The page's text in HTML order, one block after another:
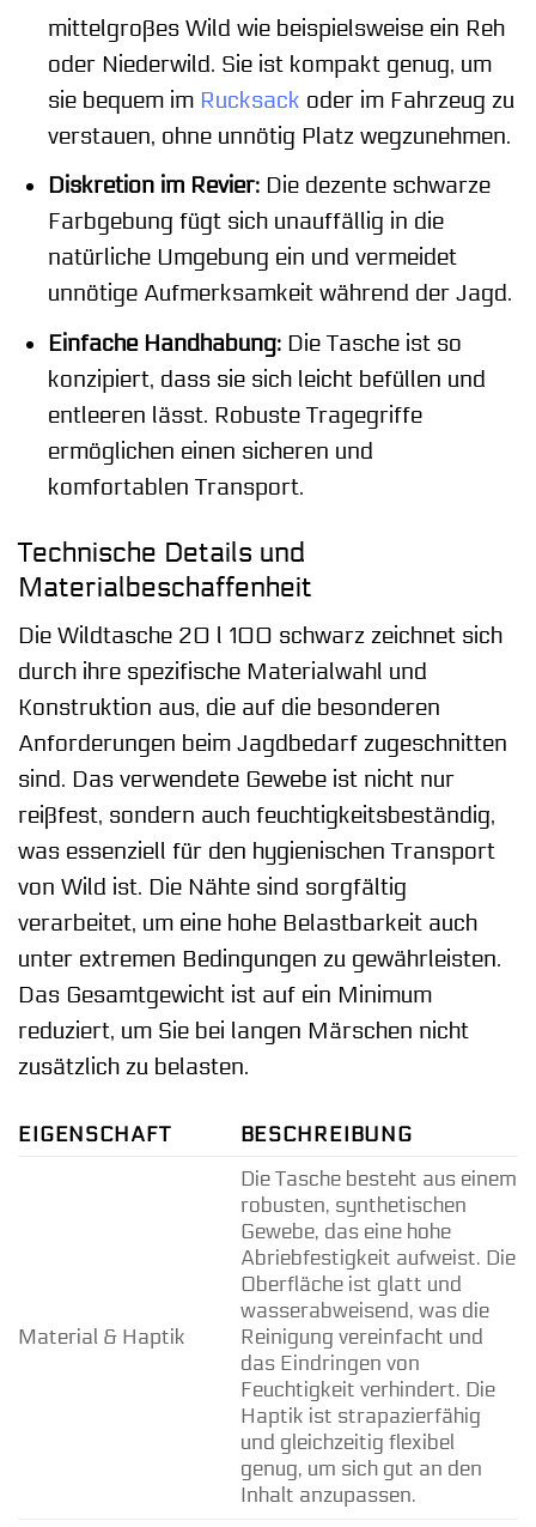
mittelgroßes Wild wie beispielsweise ein Reh
oder Niederwild. Sie ist kompakt genug, um
sie bequem im Rucksack oder im Fahrzeug zu
verstauen, ohne unnötig Platz wegzunehmen.
Diskretion im Revier:Die dezente schwarze
Farbgebung fügt sich unauffällig in die
natürliche Umgebung ein und vermeidet
unnötige Aufmerksamkeit während der Jagd.
Einfache Handhabung:Die Tasche ist so
konzipiert, dass sie sich leicht befüllen und
entleeren lässt. Robuste Tragegriffe
ermöglichen einen sicheren und
komfortablen Transport.
Technische Details und
Materialbeschaffenheit
Die Wildtasche 20 l 100 schwarz zeichnet sich
durch ihre spezifische Materialwahl und
Konstruktion aus, die auf die besonderen
Anforderungen beim Jagdbedarf zugeschnitten
sind. Das verwendete Gewebe ist nicht nur
reißfest, sondern auch feuchtigkeitsbeständig,
was essenziell für den hygienischen Transport
von Wild ist. Die Nähte sind sorgfältig
verarbeitet, um eine hohe Belastbarkeit auch
unter extremen Bedingungen zu gewährleisten.
Das Gesamtgewicht ist auf ein Minimum
reduziert, um Sie bei langen Märschen nicht
zusätzlich zu belasten.
EIGENSCHAFT BESCHREIBUNG
Material & Haptik
Die Tasche besteht aus einem
robusten, synthetischen
Gewebe, das eine hohe
Abriebfestigkeit aufweist. Die
Oberfläche ist glatt und
wasserabweisend, was die
Reinigung vereinfacht und
das Eindringen von
Feuchtigkeit verhindert. Die
Haptik ist strapazierfähig
und gleichzeitig flexibel
genug, um sich gut an den
Inhalt anzupassen.